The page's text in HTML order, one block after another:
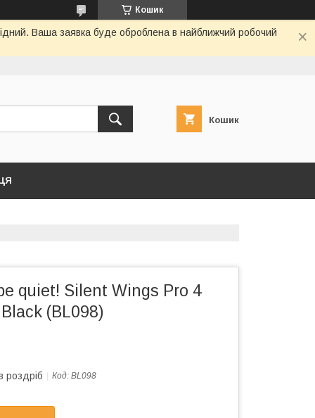
Кошик
Ваша заявка буде оброблена в найближчий робочий
Кошик
quiet! Silent Wings Pro 4
(BL098)
роздріб Код: BL098